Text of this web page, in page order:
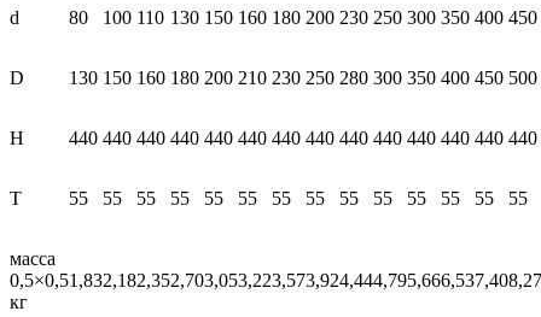
d 80 100 110 130 150 160 180 200 230 250 300 350 400 450
D 130 150 160 180 200 210 230 250 280 300 350 400 450 500
H 440 440 440 440 440 440 440 440 440 440 440 440 440 440
T 55 55 55 55 55 55 55 55 55 55 55 55 55 55
масса
0,5×0,5
кг
1,832,182,352,703,053,223,573,924,444,795,666,537,408,27